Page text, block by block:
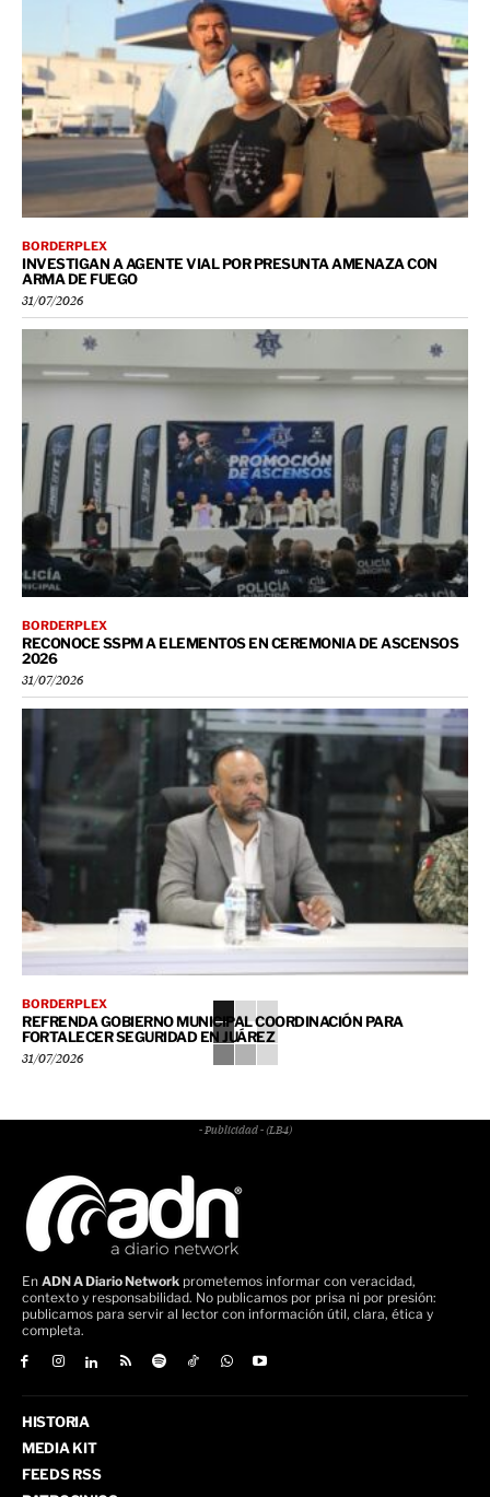
BORDERPLEX
INVESTIGAN A AGENTE VIAL POR PRESUNTA AMENAZA CON
ARMA DE FUEGO
31/07/2026
BORDERPLEX
RECONOCE SSPM A ELEMENTOS EN CEREMONIA DE ASCENSOS
2026
31/07/2026
BORDERPLEX
REFRENDA GOBIERNO MUNICIPAL COORDINACIÓN PARA
FORTALECER SEGURIDAD EN JUÁREZ
31/07/2026
- Publicidad - (LB4)
En ADN A Diario Network prometemos informar con veracidad,
contexto y responsabilidad. No publicamos por prisa ni por presión:
publicamos para servir al lector con información útil, clara, ética y
completa.
HISTORIA
MEDIA KIT
FEEDS RSS